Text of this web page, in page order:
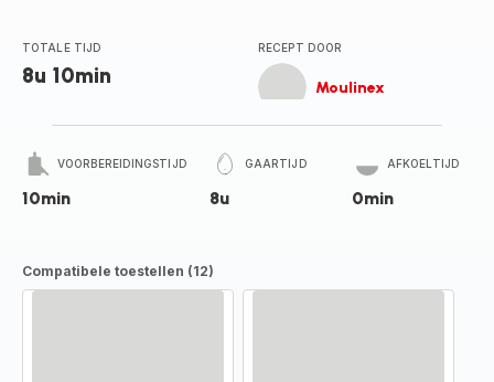
TOTALE TIJD
8u 10min
RECEPT DOOR
Moulinex
VOORBEREIDINGSTIJD
10min
GAARTIJD
8u
AFKOELTIJD
0min
Compatibele toestellen (12)